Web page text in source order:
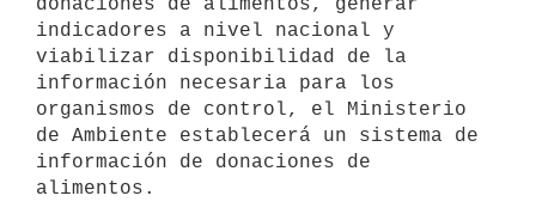
indicadores a nivel nacional y
viabilizar disponibilidad de la
información necesaria para los
organismos de control, el Ministerio
de Ambiente establecerá un sistema de
información de donaciones de
alimentos.